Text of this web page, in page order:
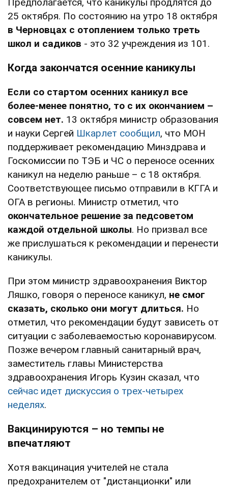
Предполагается, что каникулы продлятся до
25 октября. По состоянию на утро 18 октября
в Черновцах с отоплением только треть
школ и садиков - это 32 учреждения из 101.
Когда закончатся осенние каникулы
Если со стартом осенних каникул все
более-менее понятно, то с их окончанием –
совсем нет. 13 октября министр образования
и науки Сергей Шкарлет сообщил, что МОН
поддерживает рекомендацию Минздрава и
Госкомиссии по ТЭБ и ЧС о переносе осенних
каникул на неделю раньше – с 18 октября.
Соответствующее письмо отправили в КГГА и
ОГА в регионы. Министр отметил, что
окончательное решение за педсоветом
каждой отдельной школы. Но призвал все
же прислушаться к рекомендации и перенести
каникулы.
При этом министр здравоохранения Виктор
Ляшко, говоря о переносе каникул, не смог
сказать, сколько они могут длиться. Но
отметил, что рекомендации будут зависеть от
ситуации с заболеваемостью коронавирусом.
Позже вечером главный санитарный врач,
заместитель главы Министерства
здравоохранения Игорь Кузин сказал, что
сейчас идет дискуссия о трех-четырех
неделях.
Вакцинируются – но темпы не
впечатляют
Хотя вакцинация учителей не стала
предохранителем от "дистанционки" или